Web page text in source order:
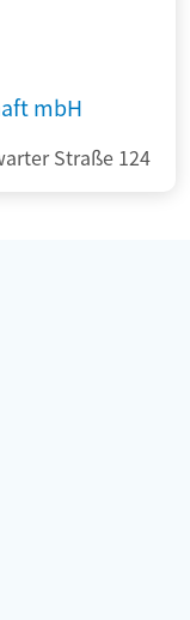
mbH
Straße 124